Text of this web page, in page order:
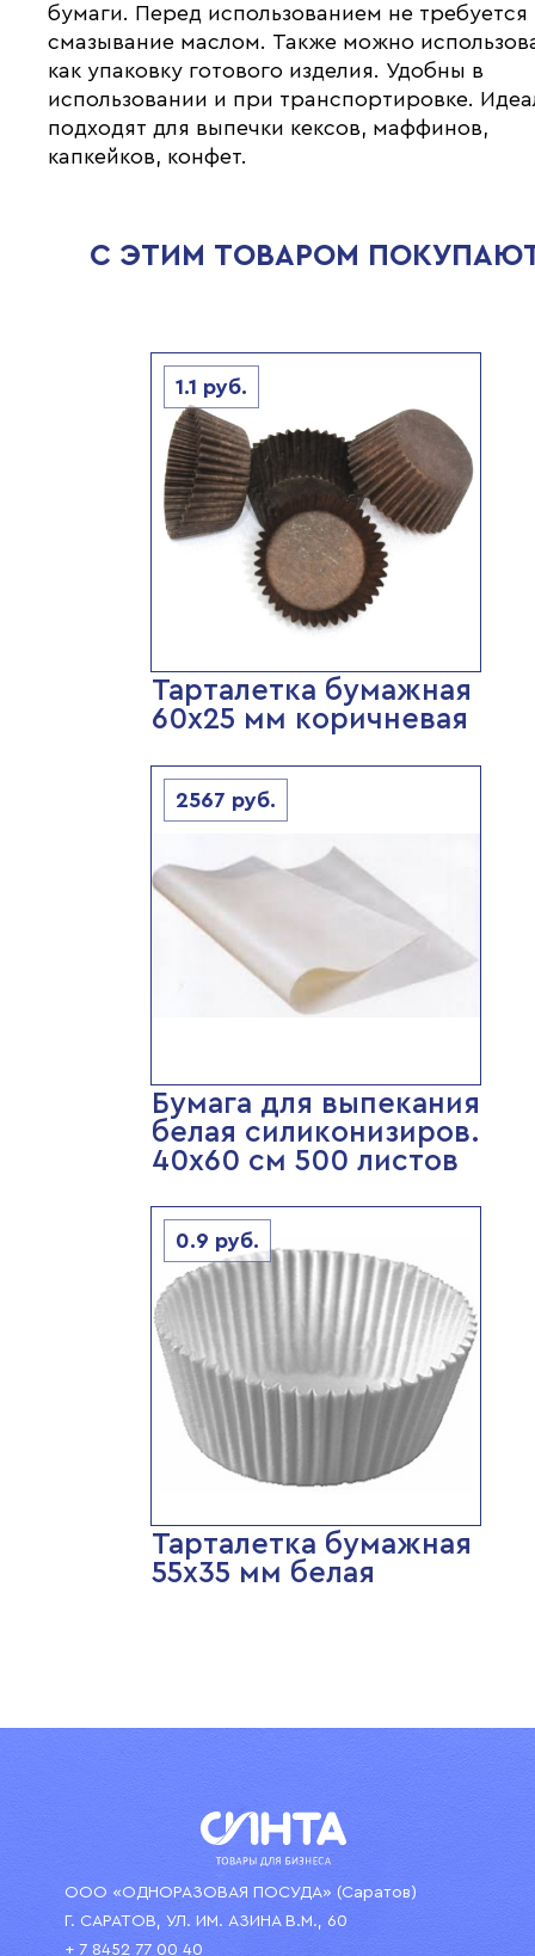
бумаги. Перед использованием не требуется
смазывание маслом. Также можно
как упаковку готового изделия. Удобны в
использовании и при транспортировке.
подходят для выпечки кексов, маффинов,
капкейков, конфет.
С ЭТИМ ТОВАРОМ
1.1 руб.
Тарталетка бумажная
60х25 мм коричневая
2567 руб.
Бумага для выпекания
белая силиконизиров.
40х60 см 500 листов
0.9 руб.
Тарталетка бумажная
55х35 мм белая
ООО «ОДНОРАЗОВАЯ ПОСУДА» (Саратов)
Г. САРАТОВ, УЛ. ИМ. АЗИНА В.М., 60
+ 7 8452 77 00 40